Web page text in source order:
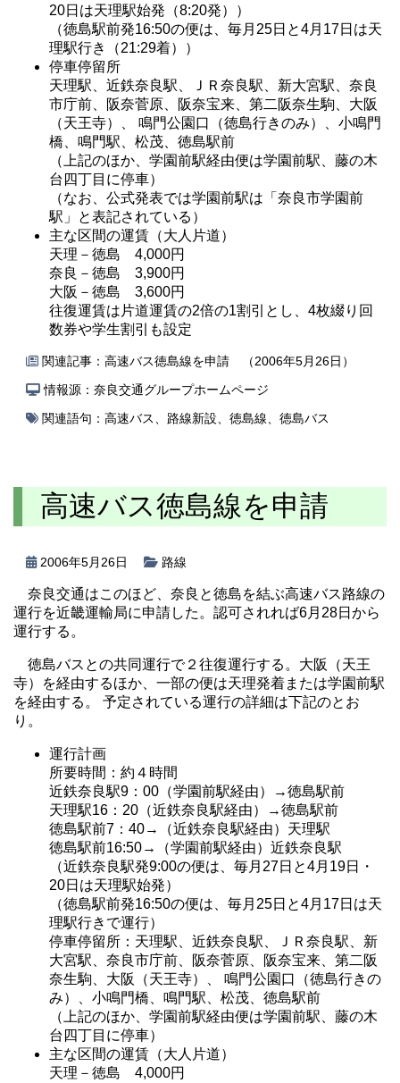
20日は天理駅始発（8:20発））
（徳島駅前発16:50の便は、毎月25日と4月17日は天
理駅行き（21:29着））
停車停留所
天理駅、近鉄奈良駅、ＪＲ奈良駅、新大宮駅、奈良
市庁前、阪奈菅原、阪奈宝来、第二阪奈生駒、大阪
（天王寺）、 鳴門公園口（徳島行きのみ）、小鳴門
橋、鳴門駅、松茂、徳島駅前
（上記のほか、学園前駅経由便は学園前駅、藤の木
台四丁目に停車）
（なお、公式発表では学園前駅は「奈良市学園前
駅」と表記されている）
主な区間の運賃（大人片道）
天理－徳島 4,000円
奈良－徳島 3,900円
大阪－徳島 3,600円
往復運賃は片道運賃の2倍の1割引とし、4枚綴り回
数券や学生割引も設定
関連記事： 高速バス徳島線を申請 （2006年5月26日）
情報源：奈良交通グループホームページ
関連語句： 高速バス 路線新設 徳島線 徳島バス
高速バス徳島線を申請
2006年5月26日 路線
奈良交通はこのほど、奈良と徳島を結ぶ高速バス路線の
運行を近畿運輸局に申請した。認可されれば6月28日から
運行する。
徳島バスとの共同運行で２往復運行する。大阪（天王
寺）を経由するほか、一部の便は天理発着または学園前駅
を経由する。 予定されている運行の詳細は下記のとお
り。
運行計画
所要時間：約４時間
近鉄奈良駅9：00（学園前駅経由）→徳島駅前
天理駅16：20（近鉄奈良駅経由）→徳島駅前
徳島駅前7：40→（近鉄奈良駅経由）天理駅
徳島駅前16:50→（学園前駅経由）近鉄奈良駅
（近鉄奈良駅発9:00の便は、毎月27日と4月19日・
20日は天理駅始発）
（徳島駅前発16:50の便は、毎月25日と4月17日は天
理駅行きで運行）
停車停留所：天理駅、近鉄奈良駅、ＪＲ奈良駅、新
大宮駅、奈良市庁前、阪奈菅原、阪奈宝来、第二阪
奈生駒、大阪（天王寺）、 鳴門公園口（徳島行きの
み）、小鳴門橋、鳴門駅、松茂、徳島駅前
（上記のほか、学園前駅経由便は学園前駅、藤の木
台四丁目に停車）
主な区間の運賃（大人片道）
天理－徳島 4,000円